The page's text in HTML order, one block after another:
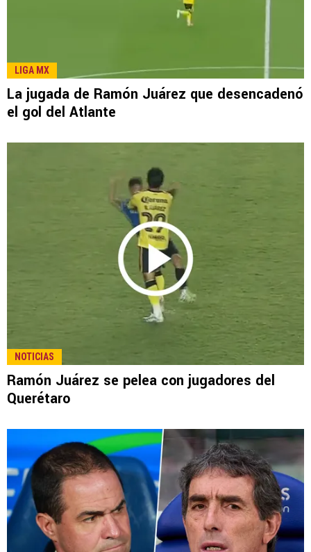
LIGA MX
La jugada de Ramón Juárez que desencadenó
el gol del Atlante
NOTICIAS
Ramón Juárez se pelea con jugadores del
Querétaro